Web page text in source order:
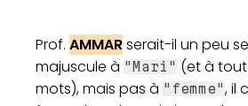
Prof. AMMARserait-il un peu
majuscule à "Mari" (et à
mots), mais pas à "femme", il